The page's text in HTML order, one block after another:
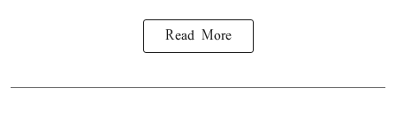
Read More